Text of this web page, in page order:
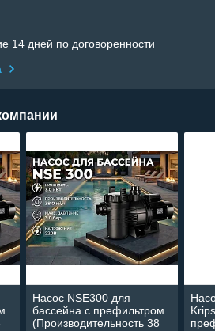
14 дней по договоренности
Насос NSE300 для
бассейна c префильтром
(Производительность 38